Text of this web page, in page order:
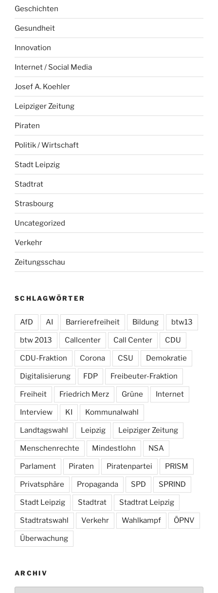
Geschichten
Gesundheit
Innovation
Internet / Social Media
Josef A. Koehler
Leipziger Zeitung
Piraten
Politik / Wirtschaft
Stadt Leipzig
Stadtrat
Strasbourg
Uncategorized
Verkehr
Zeitungsschau
SCHLAGWÖRTER
AfD AI Barrierefreiheit Bildung btw13
btw 2013 Callcenter Call Center CDU
CDU-Fraktion Corona CSU Demokratie
Digitalisierung FDP Freibeuter-Fraktion
Freiheit Friedrich Merz Grüne Internet
Interview KI Kommunalwahl
Landtagswahl Leipzig Leipziger Zeitung
Menschenrechte Mindestlohn NSA
Parlament Piraten Piratenpartei PRISM
Privatsphäre Propaganda SPD SPRIND
Stadt Leipzig Stadtrat Stadtrat Leipzig
Stadtratswahl Verkehr Wahlkampf ÖPNV
Überwachung
ARCHIV